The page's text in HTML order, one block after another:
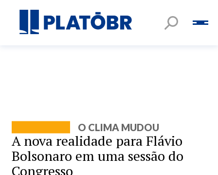
O CLIMA MUDOU
A nova realidade para Flávio
Bolsonaro em uma sessão do
Congresso